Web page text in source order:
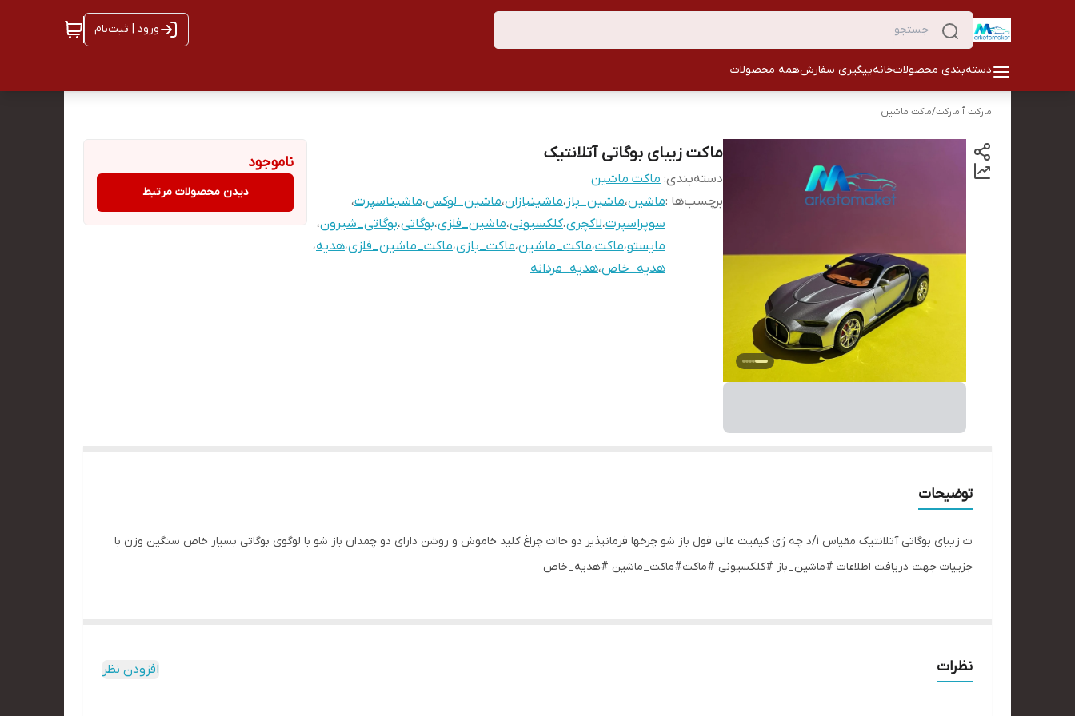
ورود | ثبت‌نام
دسته‌بندی محصولاتخانهپیگیری سفارشهمه محصولات
مارکت ٱ مارکت/ماکت ماشین
ماکت زیبای بوگاتی آتلانتیک
دسته‌بندی: ماکت ماشین
برچسب‌ها :ماشین،ماشین_باز ،ماشینبازان،ماشین_لوکس،ماشیناسپرت،
سوپراسپرت،لاکچری،کلکسیونی،ماشین_فلزی،بوگاتی،بوگاتی_شیرون،
مایستو،ماکت،ماکت_ماشین،ماکت_بازی،ماکت_ماشین_فلزی،هدیه،
هدیه_خاص،هدیه_مردانه
ناموجود
دیدن محصولات مرتبط
توضیحات
ت زیبای بوگاتی آتلانتیک مقیاس ۱/د چه ژی کیفیت عالی فول باز شو چرخها فرمانپذیر دو حاات چراغ کلید خاموش و روشن دارای دو چمدان باز شو با لوگوی بوگاتی بسیار خاص سنگین وزن با
جزییات جهت دریافت اطلاعات #ماشین_باز #کلکسیونی #ماکت#ماکت_ماشین #هدیه_خاص
نظرات افزودن نظر